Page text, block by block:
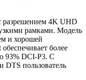
разрешением 4K UHD
рамками. Модель
и хорошей
более
93% DCI-P3. С
пользователь